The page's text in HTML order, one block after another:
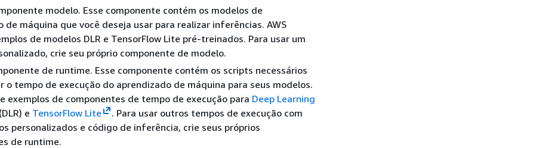
modelo. Esse componente contém os modelos de
de máquina que você deseja usar para realizar inferências. AWS
de modelos DLR e TensorFlow Lite pré-treinados. Para usar um
crie seu próprio componente de modelo.
de runtime. Esse componente contém os scripts necessários
o tempo de execução do aprendizado de máquina para seus modelos.
exemplos de componentes de tempo de execução para Deep Learning
(DLR) e TensorFlow Lite
. Para usar outros tempos de execução com
personalizados e código de inferência, crie seus próprios
de runtime.